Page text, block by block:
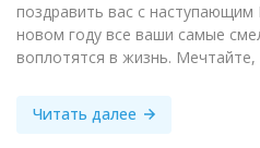
поздравить вас с
новом году все ваши самые
воплотятся в жизнь. Мечтайте,
Читать далее